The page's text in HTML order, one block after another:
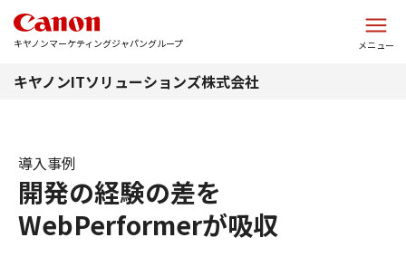
キヤノンマーケティングジャパングループ メニュー
キヤノンITソリューションズ株式会社
開発の経験の差を
WebPerformerが吸収
導入事例